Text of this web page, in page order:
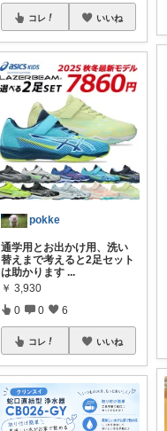
コレ いいね
pokke
通学用とお出かけ用、洗い
替えまで考えると2足セット
は助かります ...
￥ 3,930
0 0 6
コレ いいね